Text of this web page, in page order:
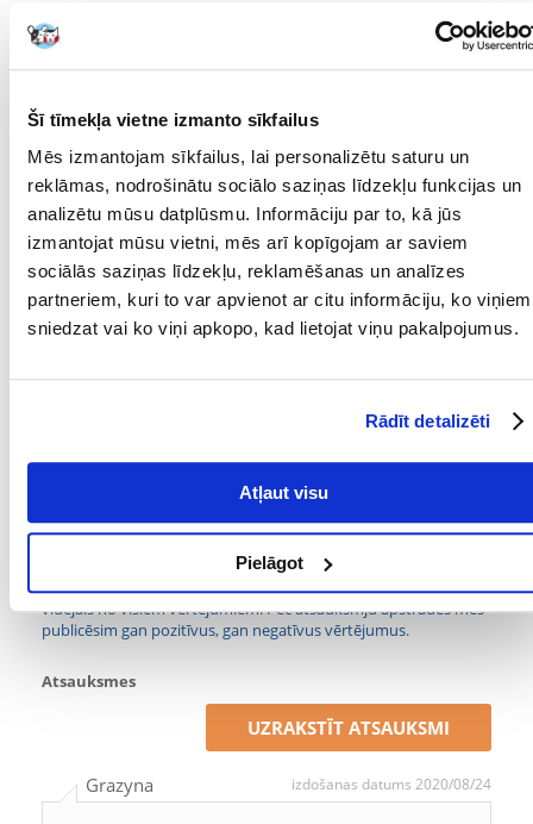
Šī tīmekļa vietne izmanto sīkfailus
Mēs izmantojam sīkfailus, lai personalizētu saturu un
reklāmas, nodrošinātu sociālo saziņas līdzekļu funkcijas un
analizētu mūsu datplūsmu. Informāciju par to, kā jūs
izmantojat mūsu vietni, mēs arī kopīgojam ar saviem
sociālās saziņas līdzekļu, reklamēšanas un analīzes
partneriem, kuri to var apvienot ar citu informāciju, ko viņiem
sniedzat vai ko viņi apkopo, kad lietojat viņu pakalpojumus.
Rādīt detalizēti
Atļaut visu
Pielāgot
Ieteicamais lietojums:
Ielieciet pakaišu kastē 3-5 cm biezu kārtu un vienmērīgi izklājiet pa visu
Lai nodrošinātu tīrību, ieteicams pēc aptuveni viena mēneša
pēc tam piepildīt to ar jauniem pakaišiem.
Parametri
IEPAKOJUMA SVARS
(KG):
IESPĒJA NOLAIST
Nē
SUGA: Bentonīta
Kādi ir produktu vērtēšanas noteikumi?
Tikai reģistrēti FERA24.LV klienti, kuri ir iegādājušies produktu,
var dot tai vērtējumu. Ar zvaigznītēm norādītais vērtējums ir
vidējais no visiem vērtējumiem. Pēc atsauksmju apstrādes mēs
publicēsim gan pozitīvus, gan negatīvus vērtējumus.
Atsauksmes
UZRAKSTĪT ATSAUKSMI
Grazyna izdošanas datums 2020/08/24